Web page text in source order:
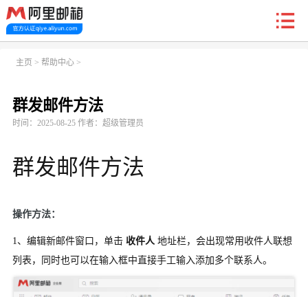
首页 阿里企业邮箱
常见问题 关于我们
主页 >帮助中心 >
群发邮件方法
时间：2025-08-25 作者：超级管理员
群发邮件方法
操作方法：
1、编辑新邮件窗口，单击收件人 地址栏，会出现常用收件人联想
列表，同时也可以在输入框中直接手工输入添加多个联系人。